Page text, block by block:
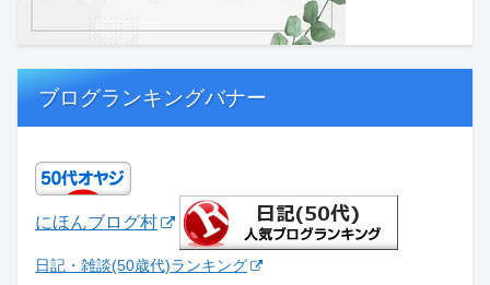
ブログランキングバナー
にほんブログ村
日記・雑談(50歳代)ランキング